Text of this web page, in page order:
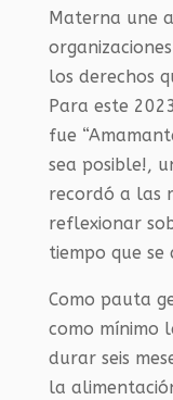
Materna une
los derechos
Para este
fue
sea posible!,
recordó a las
reflexionar
tiempo que
Como pauta
como mínimo
durar seis
la